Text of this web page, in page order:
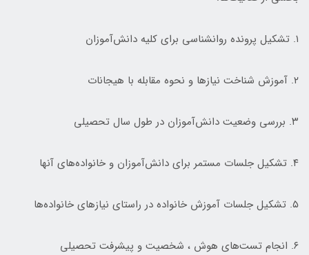
۱. تشکیل پرونده روانشناسی برای کلیه دانش­‌آموزان
۲. آموزش شناخت نیازها و نحوه مقابله با هیجانات
۳. بررسی وضعیت دانش‌­آموزان در طول سال تحصیلی
۴. تشکیل جلسات مستمر برای دانش­‌آموزان و خانواده­‌های آنها
۵. تشکیل جلسات آموزش خانواده در راستای نیازهای خانواده‌­ها
۶. انجام تست‌­های هوش ، شخصیت و پیشرفت تحصیلی